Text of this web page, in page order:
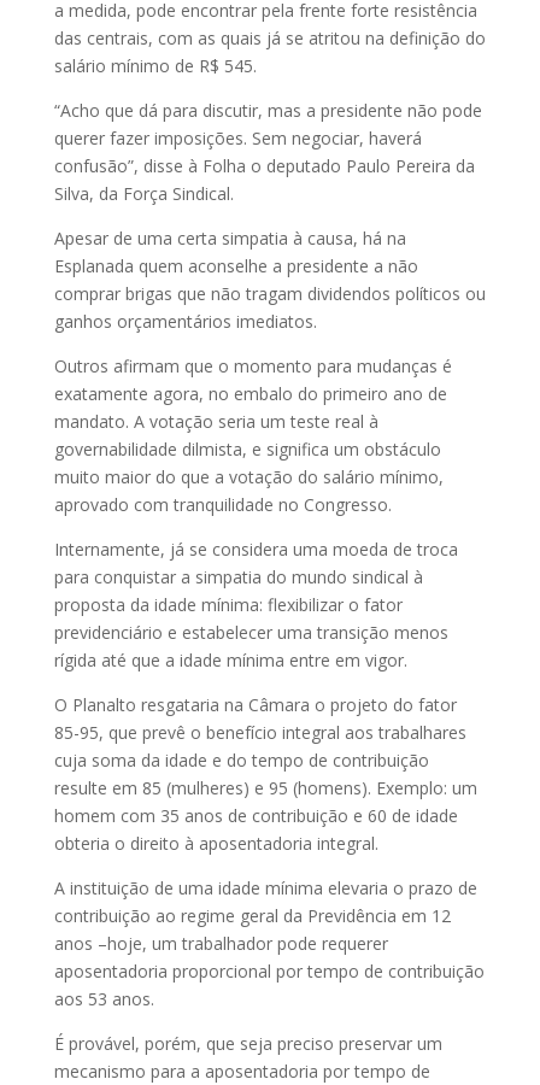
a medida, pode encontrar pela frente forte resistência
das centrais, com as quais já se atritou na definição do
salário mínimo de R$ 545.
“Acho que dá para discutir, mas a presidente não pode
querer fazer imposições. Sem negociar, haverá
confusão”, disse à Folha o deputado Paulo Pereira da
Silva, da Força Sindical.
Apesar de uma certa simpatia à causa, há na
Esplanada quem aconselhe a presidente a não
comprar brigas que não tragam dividendos políticos ou
ganhos orçamentários imediatos.
Outros afirmam que o momento para mudanças é
exatamente agora, no embalo do primeiro ano de
mandato. A votação seria um teste real à
governabilidade dilmista, e significa um obstáculo
muito maior do que a votação do salário mínimo,
aprovado com tranquilidade no Congresso.
Internamente, já se considera uma moeda de troca
para conquistar a simpatia do mundo sindical à
proposta da idade mínima: flexibilizar o fator
previdenciário e estabelecer uma transição menos
rígida até que a idade mínima entre em vigor.
O Planalto resgataria na Câmara o projeto do fator
85-95, que prevê o benefício integral aos trabalhares
cuja soma da idade e do tempo de contribuição
resulte em 85 (mulheres) e 95 (homens). Exemplo: um
homem com 35 anos de contribuição e 60 de idade
obteria o direito à aposentadoria integral.
A instituição de uma idade mínima elevaria o prazo de
contribuição ao regime geral da Previdência em 12
anos –hoje, um trabalhador pode requerer
aposentadoria proporcional por tempo de contribuição
aos 53 anos.
É provável, porém, que seja preciso preservar um
mecanismo para a aposentadoria por tempo de